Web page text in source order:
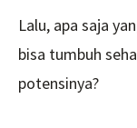
Lalu, apa saja
bisa tumbuh
potensinya?